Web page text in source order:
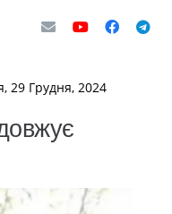
29 Грудня, 2024